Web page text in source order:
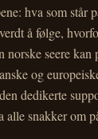
hva som står
å følge,
norske seere
og
dedikerte
alle snakker om